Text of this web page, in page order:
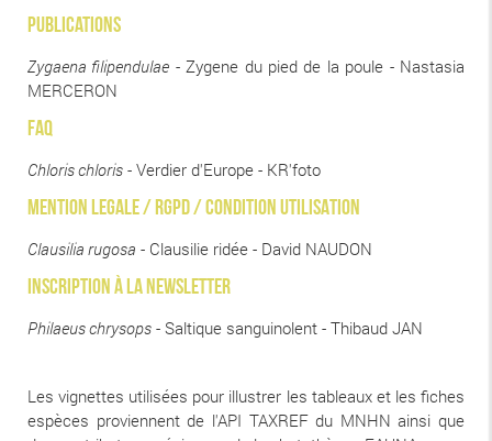
Publications
Zygaena filipendulae - Zygene du pied de la poule - Nastasia
MERCERON
FAQ
Chloris chloris - Verdier d'Europe - KR'foto
MENTION LEGALE / RGPD / CONDITION UTILISATION
Clausilia rugosa - Clausilie ridée - David NAUDON
Inscription à la newsletter
Philaeus chrysops - Saltique sanguinolent - Thibaud JAN
Les vignettes utilisées pour illustrer les tableaux et les fiches
espèces proviennent de l'API TAXREF du MNHN ainsi que